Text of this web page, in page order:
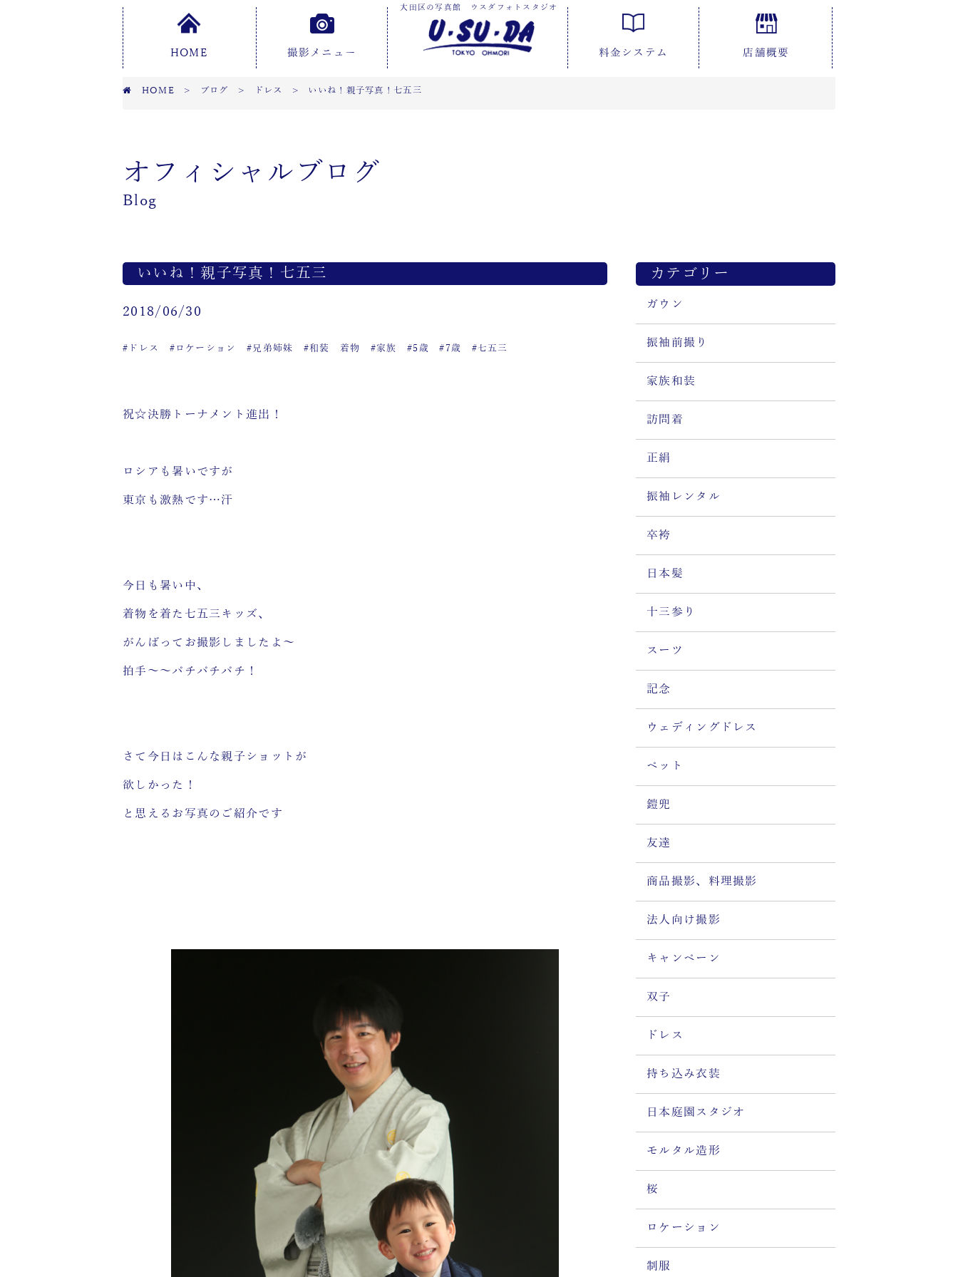
大田区の写真館 ウスダフォトスタジオ
HOME 撮影メニュー 料金システム 店舗概要
HOME > ブログ > ドレス > いいね！親子写真！七五三
オフィシャルブログ
Blog
いいね！親子写真！七五三
2018/06/30
#ドレス #ロケーション #兄弟姉妹 #和装 着物 #家族 #5歳 #7歳 #七五三
祝☆決勝トーナメント進出！
ロシアも暑いですが
東京も激熱です…汗
今日も暑い中、
着物を着た七五三キッズ、
がんばってお撮影しましたよ～
拍手～～パチパチパチ！
さて今日はこんな親子ショットが
欲しかった！
と思えるお写真のご紹介です
カテゴリー
ガウン
振袖前撮り
家族和装
訪問着
正絹
振袖レンタル
卒袴
日本髪
十三参り
スーツ
記念
ウェディングドレス
ペット
鎧兜
友達
商品撮影、料理撮影
法人向け撮影
キャンペーン
双子
ドレス
持ち込み衣装
日本庭園スタジオ
モルタル造形
桜
ロケーション
制服